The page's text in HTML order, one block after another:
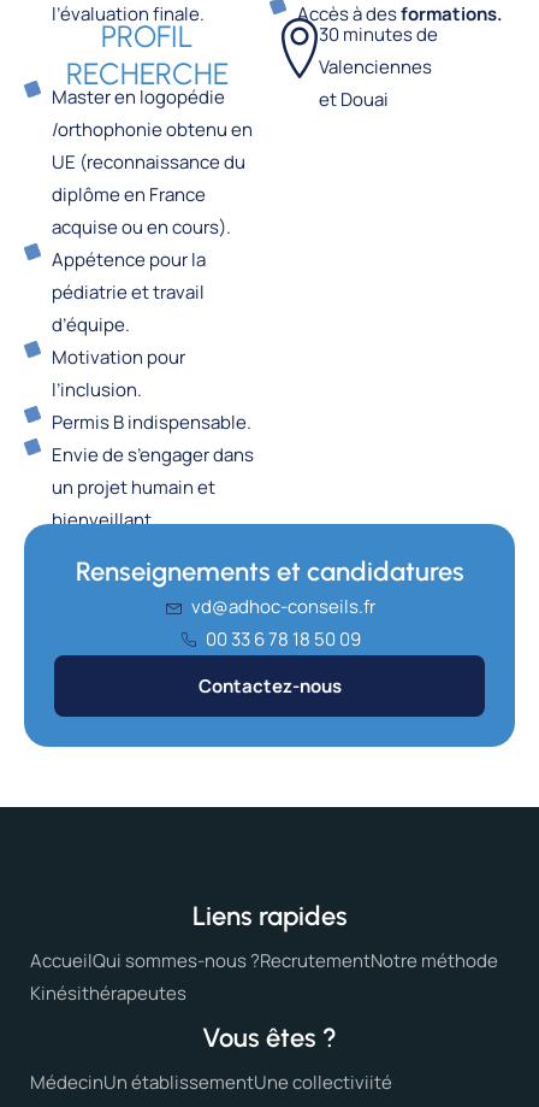
l’évaluation finale.
Accès à desformations.
PROFIL
RECHERCHE
Master en logopédie
/orthophonie obtenu en
UE (reconnaissance du
diplôme en France
acquise ou en cours).
Appétence pour la
pédiatrie et travail
d’équipe.
Motivation pour
l’inclusion.
Permis B indispensable.
Envie de s’engager dans
un projet humain et
bienveillant.
30 minutes de
Valenciennes
et Douai
Renseignements et candidatures
vd@adhoc-conseils.fr
00 33 6 78 18 50 09
Contactez-nous
Liens rapides
AccueilQui sommes-nous ?RecrutementNotre méthode
Kinésithérapeutes
Vous êtes ?
MédecinUn établissementUne collectiviité